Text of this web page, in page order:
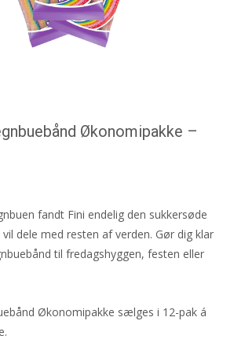
Økonomipakke –
fandt Fini endelig den sukkersøde
dele med resten af verden. Gør dig klar
til fredagshyggen, festen eller
Økonomipakke sælges i 12-pak á